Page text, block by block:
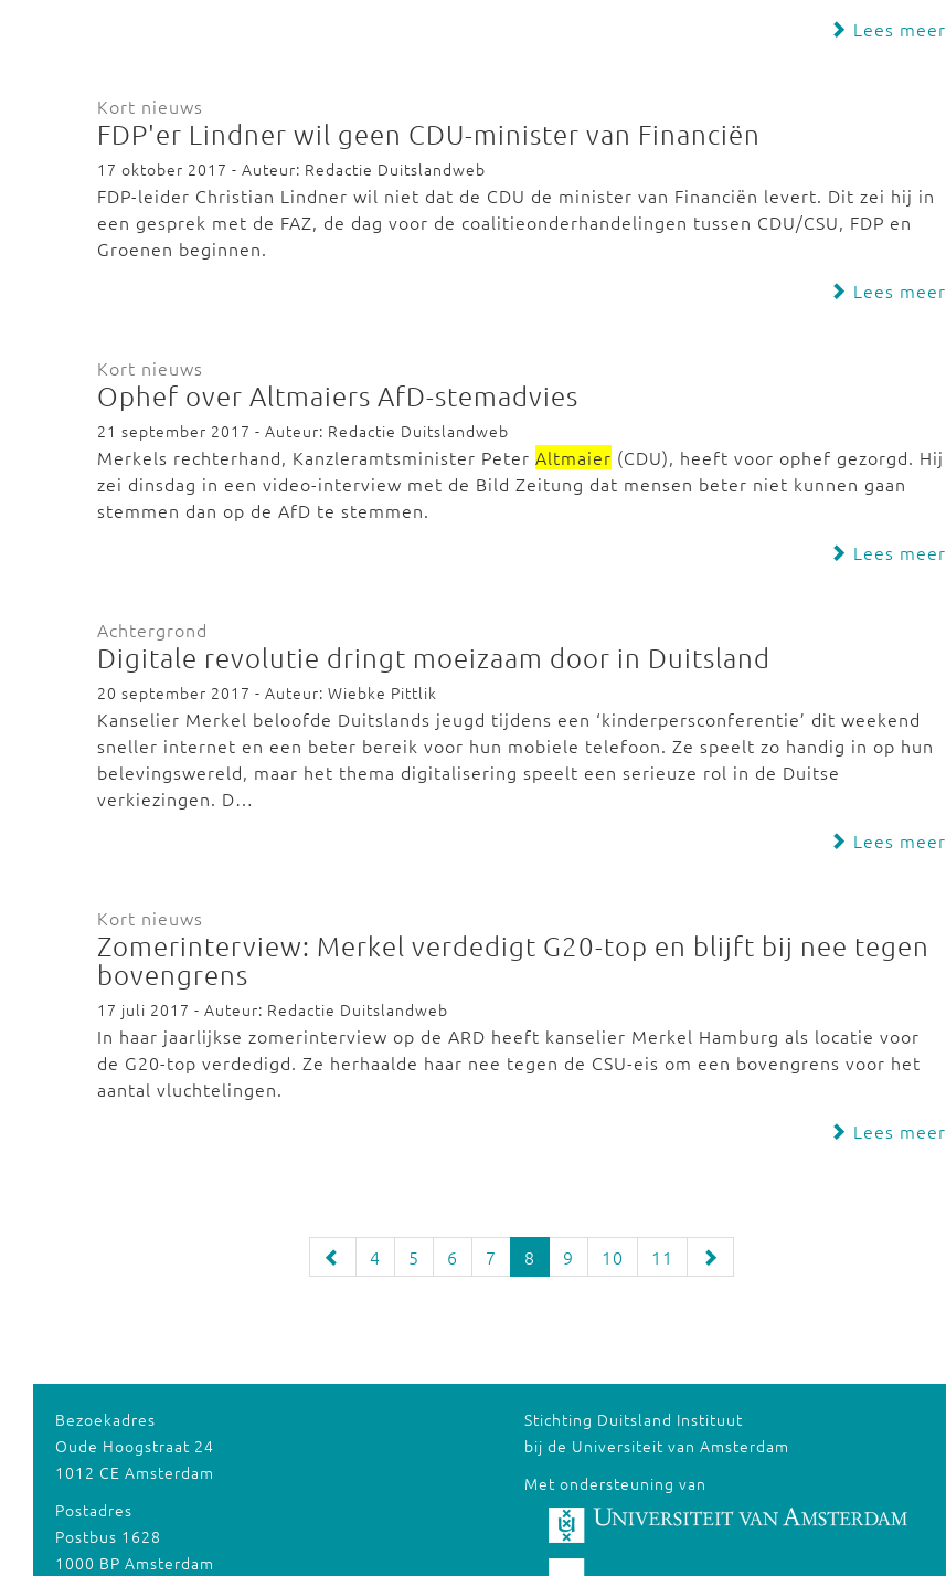
Lees meer
Kort nieuws
FDP'er Lindner wil geen CDU-minister van Financiën
17 oktober 2017 - Auteur: Redactie Duitslandweb
FDP-leider Christian Lindner wil niet dat de CDU de minister van Financiën levert. Dit zei hij in
een gesprek met de FAZ, de dag voor de coalitieonderhandelingen tussen CDU/CSU, FDP en
Groenen beginnen.
Lees meer
Kort nieuws
Ophef over Altmaiers AfD-stemadvies
21 september 2017 - Auteur: Redactie Duitslandweb
Merkels rechterhand, Kanzleramtsminister Peter Altmaier (CDU), heeft voor ophef gezorgd. Hij
zei dinsdag in een video-interview met de Bild Zeitung dat mensen beter niet kunnen gaan
stemmen dan op de AfD te stemmen.
Lees meer
Achtergrond
Digitale revolutie dringt moeizaam door in Duitsland
20 september 2017 - Auteur: Wiebke Pittlik
Kanselier Merkel beloofde Duitslands jeugd tijdens een ‘kinderpersconferentie’ dit weekend
sneller internet en een beter bereik voor hun mobiele telefoon. Ze speelt zo handig in op hun
belevingswereld, maar het thema digitalisering speelt een serieuze rol in de Duitse
verkiezingen. D…
Lees meer
Kort nieuws
Zomerinterview: Merkel verdedigt G20-top en blijft bij nee tegen
bovengrens
17 juli 2017 - Auteur: Redactie Duitslandweb
In haar jaarlijkse zomerinterview op de ARD heeft kanselier Merkel Hamburg als locatie voor
de G20-top verdedigd. Ze herhaalde haar nee tegen de CSU-eis om een bovengrens voor het
aantal vluchtelingen.
Lees meer
4 5 6 7 8 9 10 11
Bezoekadres
Oude Hoogstraat 24
1012 CE Amsterdam
Postadres
Postbus 1628
1000 BP Amsterdam
Stichting Duitsland Instituut
bij de Universiteit van Amsterdam
Met ondersteuning van